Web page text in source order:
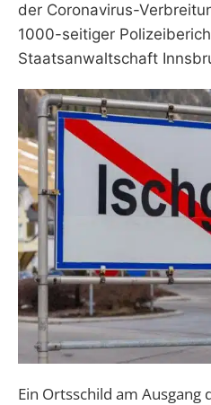
der Coronavirus-
1000-seitiger
Staatsanwaltschaft
Ein Ortsschild am Ausgang